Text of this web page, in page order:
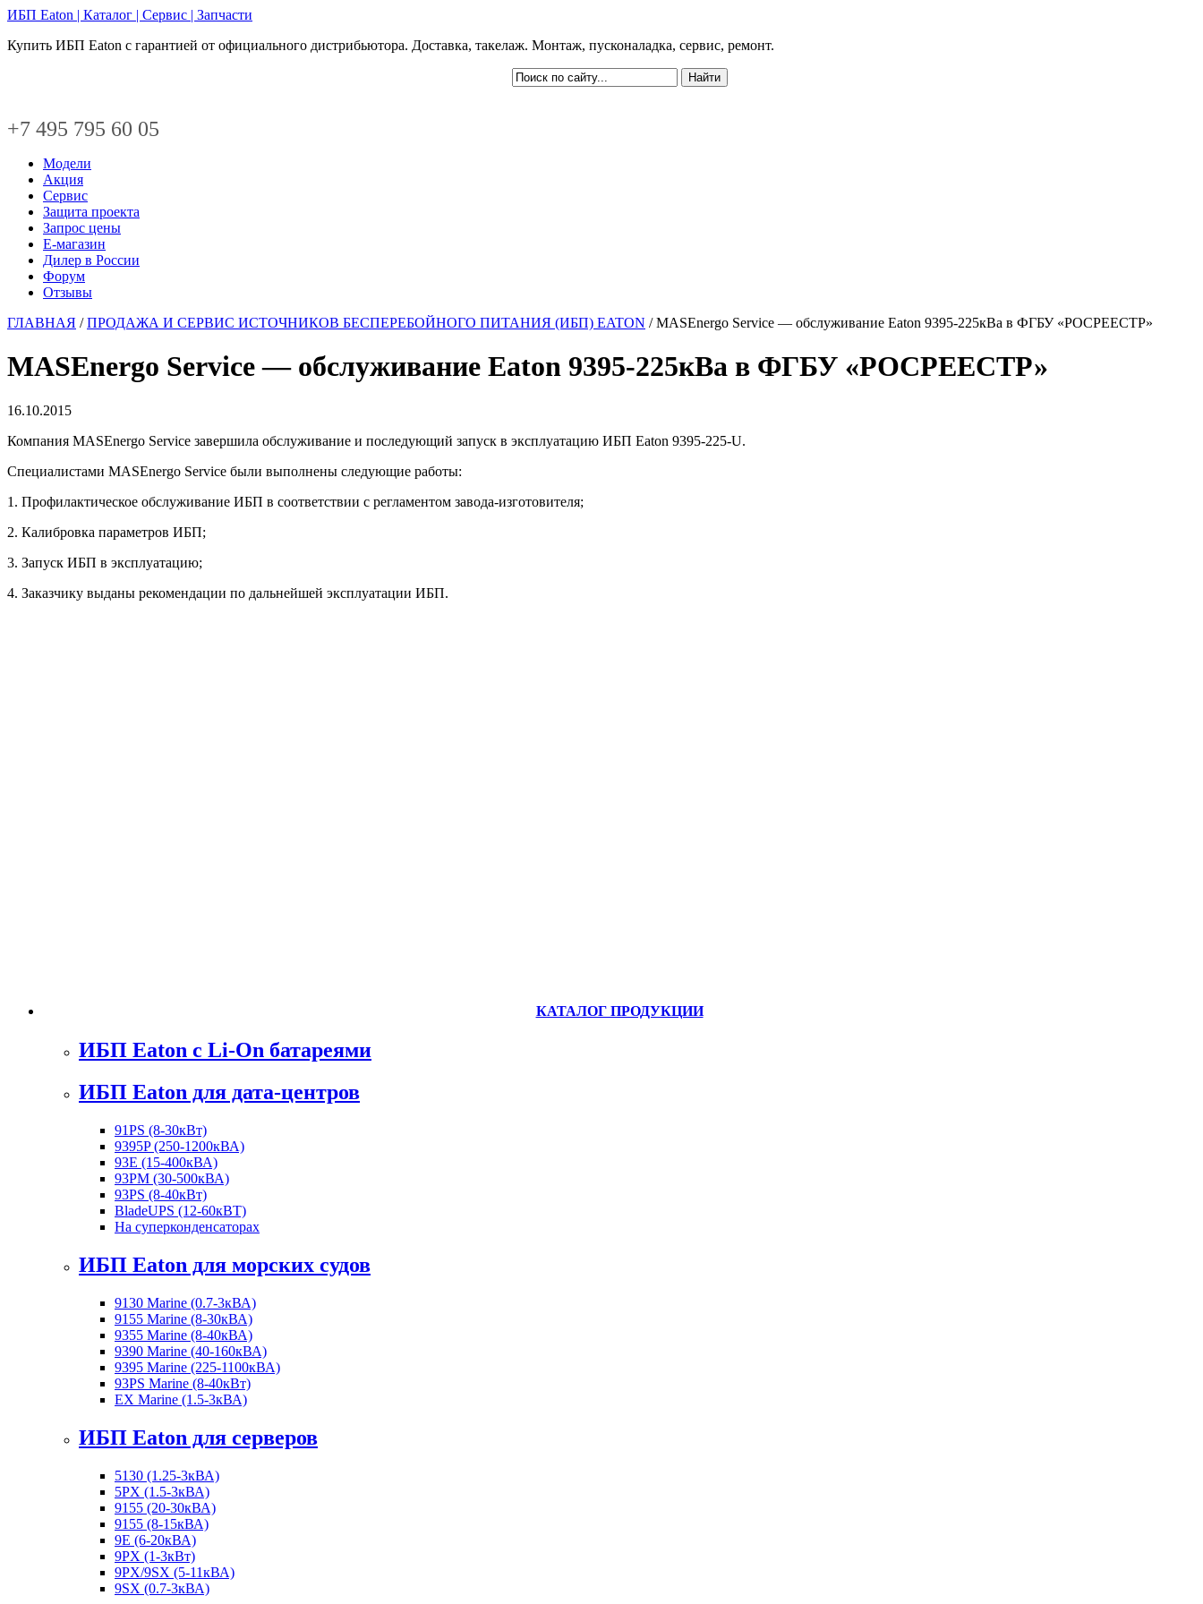
ИБП Eaton | Каталог | Сервис | Запчасти
Купить ИБП Eaton с гарантией от официального дистрибьютора. Доставка, такелаж. Монтаж, пусконаладка, сервис, ремонт.
+7 495 795 60 05
Модели
Акция
Сервис
Защита проекта
Запрос цены
Е-магазин
Дилер в России
Форум
Отзывы
ГЛАВНАЯ /ПРОДАЖА И СЕРВИС ИСТОЧНИКОВ БЕСПЕРЕБОЙНОГО ПИТАНИЯ (ИБП) EATON / MASEnergo Service — обслуживание Eaton 9395-225кВа в ФГБУ «РОСРЕЕСТР»
MASEnergo Service — обслуживание Eaton 9395-225кВа в ФГБУ «РОСРЕЕСТР»
16.10.2015
Компания MASEnergo Service завершила обслуживание и последующий запуск в эксплуатацию ИБП Eaton 9395-225-U.
Специалистами MASEnergo Service были выполнены следующие работы:
1. Профилактическое обслуживание ИБП в соответствии с регламентом завода-изготовителя;
2. Калибровка параметров ИБП;
3. Запуск ИБП в эксплуатацию;
4. Заказчику выданы рекомендации по дальнейшей эксплуатации ИБП.
КАТАЛОГ ПРОДУКЦИИ
ИБП Eaton c Li-On батареями
ИБП Eaton для дата-центров
91PS (8-30кВт)
9395P (250-1200кВА)
93E (15-400кВА)
93PM (30-500кВА)
93PS (8-40кВт)
BladeUPS (12-60кВТ)
На суперконденсаторах
ИБП Eaton для морских судов
9130 Marine (0.7-3кВА)
9155 Marine (8-30кВА)
9355 Marine (8-40кВА)
9390 Marine (40-160кВА)
9395 Marine (225-1100кВА)
93PS Marine (8-40кВт)
EX Marine (1.5-3кВА)
ИБП Eaton для серверов
5130 (1.25-3кВА)
5PX (1.5-3кВА)
9155 (20-30кВА)
9155 (8-15кВА)
9E (6-20кВА)
9PX (1-3кВт)
9PX/9SX (5-11кВА)
9SX (0.7-3кВА)